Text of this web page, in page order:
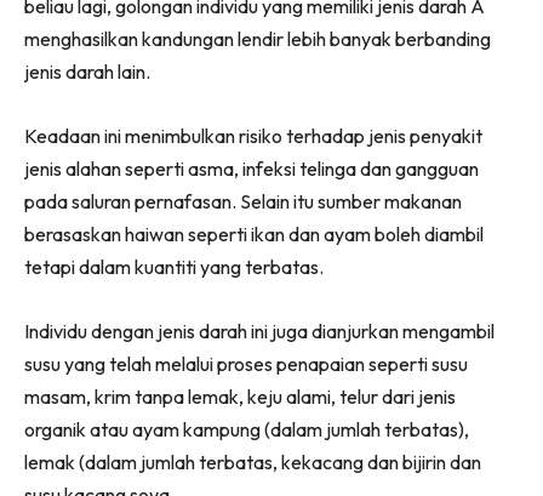
beliau lagi, golongan individu yang memiliki jenis darah A
menghasilkan kandungan lendir lebih banyak berbanding
jenis darah lain.
Keadaan ini menimbulkan risiko terhadap jenis penyakit
jenis alahan seperti asma, infeksi telinga dan gangguan
pada saluran pernafasan. Selain itu sumber makanan
berasaskan haiwan seperti ikan dan ayam boleh diambil
tetapi dalam kuantiti yang terbatas.
Individu dengan jenis darah ini juga dianjurkan mengambil
susu yang telah melalui proses penapaian seperti susu
masam, krim tanpa lemak, keju alami, telur dari jenis
organik atau ayam kampung (dalam jumlah terbatas),
lemak (dalam jumlah terbatas, kekacang dan bijirin dan